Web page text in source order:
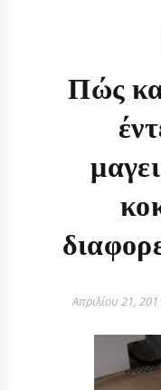
Πώς
Απριλίου 21,